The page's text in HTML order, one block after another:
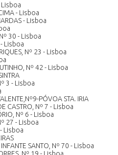
Lisboa
- Lisboa
- Lisboa
30 - Lisboa
Lisboa
Nº 23 - Lisboa
Nº 42 - Lisboa
3 - Lisboa
PÓVOA STA. IRIA
CASTRO, Nº 7 - Lisboa
Nº 6 - Lisboa
27 - Lisboa
Lisboa
SANTO, Nº 70 - Lisboa
Nº 19 - Lisboa